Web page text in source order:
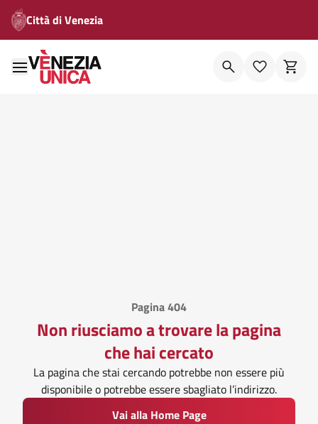
Città di Venezia
Pagina 404
Non riusciamo a trovare la pagina
che hai cercato
La pagina che stai cercando potrebbe non essere più
disponibile o potrebbe essere sbagliato l’indirizzo.
Vai alla Home Page